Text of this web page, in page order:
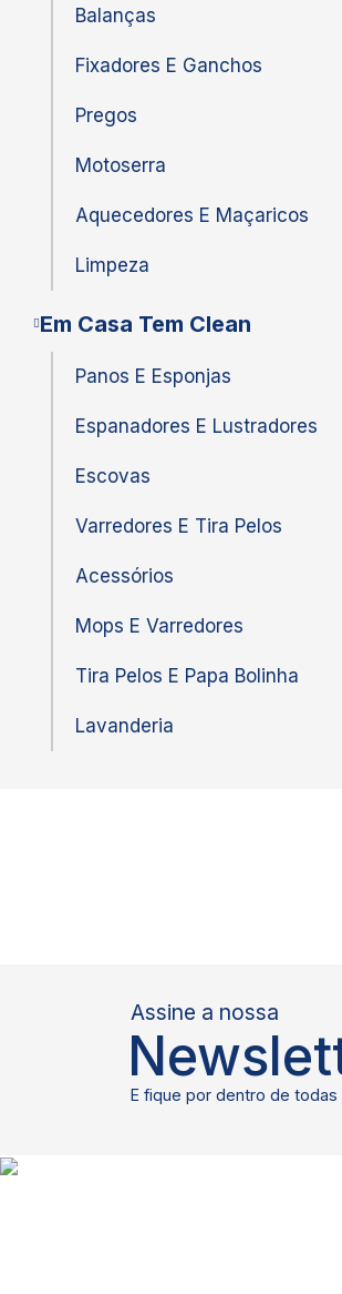
Balanças
Fixadores E Ganchos
Pregos
Motoserra
Aquecedores E Maçaricos
Limpeza
Em Casa Tem Clean
Panos E Esponjas
Espanadores E Lustradores
Escovas
Varredores E Tira Pelos
Acessórios
Mops E Varredores
Tira Pelos E Papa Bolinha
Lavanderia
Assine a nossa
E fique por dentro de todas